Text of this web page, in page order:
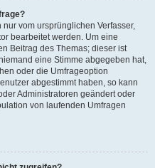
vom ursprünglichen Verfasser,
bearbeitet werden. Um eine
Beitrag des Themas; dieser ist
eine Stimme abgegeben hat,
oder die Umfrageoption
abgestimmt haben, so kann
Administratoren geändert oder
von laufenden Umfragen